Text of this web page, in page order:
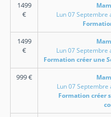
1499
€
Lun 07
1499
€
Lun 07
Formation créer une
999€
Lun 07
Formation créer